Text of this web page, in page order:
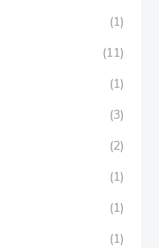
(1)
(11)
(1)
(3)
(2)
(1)
(1)
(1)